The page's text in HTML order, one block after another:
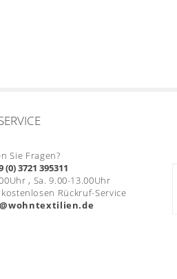
Sie Fragen?
(0) 3721 395311
, Sa. 9.00-13.00Uhr
Rückruf-Service